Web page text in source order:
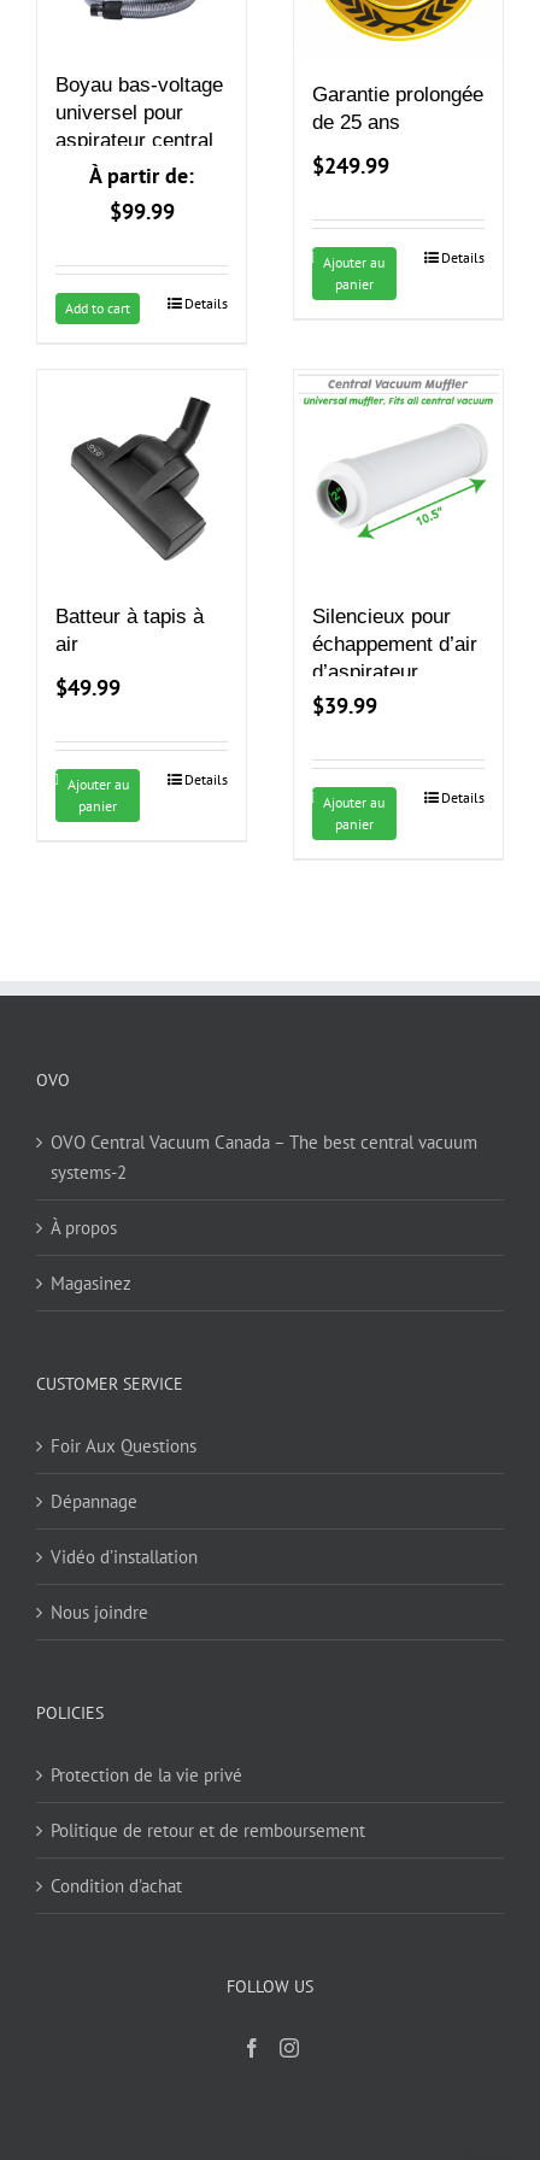
Boyau bas-voltage
universel pour
aspirateur central
À partir de:
$99.99
Add to cart
plusieurs
variations.
Les
options
peuvent
être
sur
Details
Garantie prolongée
de 25 ans
$249.99
Ajouter au
panier
Details
Batteur à tapis à
air
$49.99
Ajouter au
panier
Details
Silencieux pour
échappement d’air
d’aspirateur
central
$39.99
Ajouter au
panier
Details
OVO
OVO Central Vacuum Canada – The best central vacuum
systems-2
À propos
Magasinez
CUSTOMER SERVICE
Foir Aux Questions
Dépannage
Vidéo d’installation
Nous joindre
POLICIES
Protection de la vie privé
Politique de retour et de remboursement
Condition d’achat
FOLLOW US